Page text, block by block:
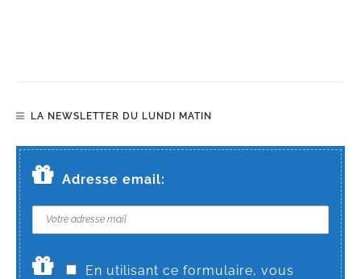
LA NEWSLETTER DU LUNDI MATIN
Adresse email:
En utilisant ce formulaire, vous